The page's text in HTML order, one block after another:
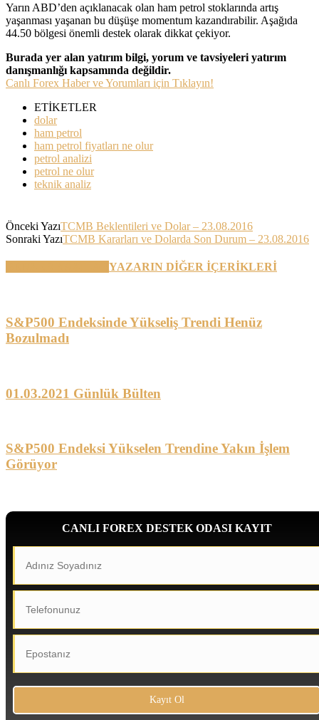
Yarın ABD’den açıklanacak olan ham petrol stoklarında artış
yaşanması yaşanan bu düşüşe momentum kazandırabilir. Aşağıda
44.50 bölgesi önemli destek olarak dikkat çekiyor.
Burada yer alan yatırım bilgi, yorum ve tavsiyeleri yatırım
danışmanlığı kapsamında değildir.
Canlı Forex Haber ve Yorumları için Tıklayın!
ETİKETLER
dolar
ham petrol
ham petrol fiyatları ne olur
petrol analizi
petrol ne olur
teknik analiz
Önceki YazıTCMB Beklentileri ve Dolar – 23.08.2016
Sonraki YazıTCMB Kararları ve Dolarda Son Durum – 23.08.2016
YAZARIN DİĞER İÇERİKLERİ
S&P500 Endeksinde Yükseliş Trendi Henüz
Bozulmadı
01.03.2021 Günlük Bülten
S&P500 Endeksi Yükselen Trendine Yakın İşlem
Görüyor
CANLI FOREX DESTEK ODASI KAYIT